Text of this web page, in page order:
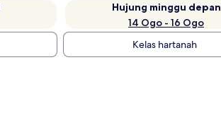
Hujung minggu depan
14 Ogo - 16 Ogo
Kelas hartanah